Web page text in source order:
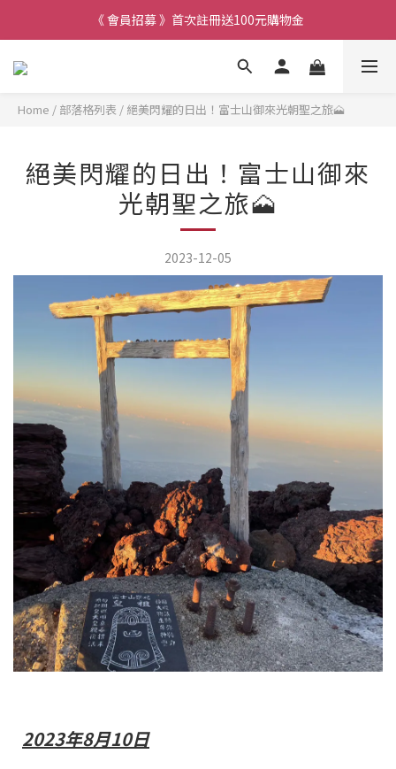
《 會員招募 》首次註冊送100元購物金
Home / 部落格列表 / 絕美閃耀的日出！富士山御來光朝聖之旅🗻
絕美閃耀的日出！富士山御來
光朝聖之旅🗻
2023-12-05
2023年8月10日